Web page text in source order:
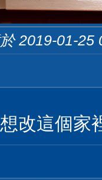
2019-01-25
改這個家